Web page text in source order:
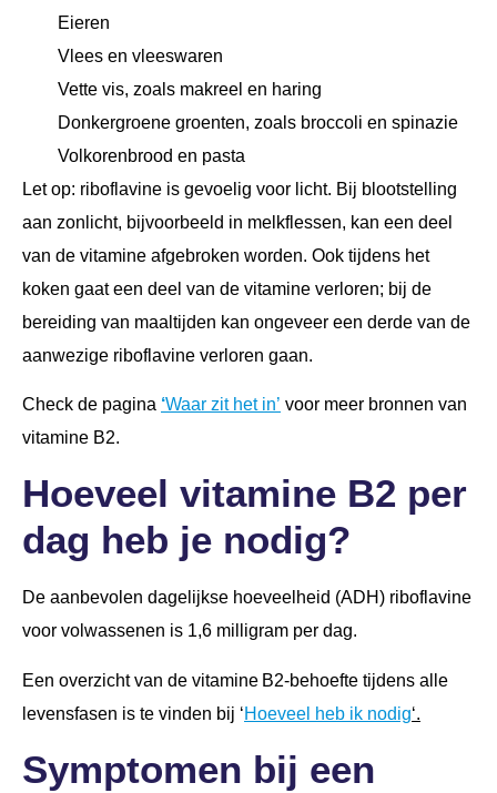
Eieren
Vlees en vleeswaren
Vette vis, zoals makreel en haring
Donkergroene groenten, zoals broccoli en spinazie
Volkorenbrood en pasta
Let op: riboflavine is gevoelig voor licht. Bij blootstelling
aan zonlicht, bijvoorbeeld in melkflessen, kan een deel
van de vitamine afgebroken worden. Ook tijdens het
koken gaat een deel van de vitamine verloren; bij de
bereiding van maaltijden kan ongeveer een derde van de
aanwezige riboflavine verloren gaan.
Check de pagina ‘Waar zit het in’ voor meer bronnen van
vitamine B2.
Hoeveel vitamine B2 per
dag heb je nodig?
De aanbevolen dagelijkse hoeveelheid (ADH) riboflavine
voor volwassenen is 1,6 milligram per dag.
Een overzicht van de vitamine B2-behoefte tijdens alle
levensfasen is te vinden bij ‘Hoeveel heb ik nodig‘.
Symptomen bij een